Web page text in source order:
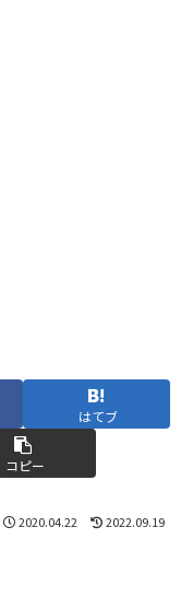
はてブ
コピー
2020.04.22 2022.09.19